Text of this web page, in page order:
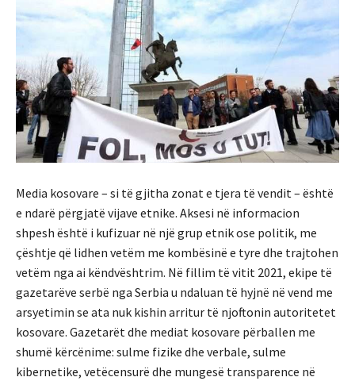
Media kosovare – si të gjitha zonat e tjera të vendit – është
e ndarë përgjatë vijave etnike. Aksesi në informacion
shpesh është i kufizuar në një grup etnik ose politik, me
çështje që lidhen vetëm me kombësinë e tyre dhe trajtohen
vetëm nga ai këndvështrim. Në fillim të vitit 2021, ekipe të
gazetarëve serbë nga Serbia u ndaluan të hyjnë në vend me
arsyetimin se ata nuk kishin arritur të njoftonin autoritetet
kosovare. Gazetarët dhe mediat kosovare përballen me
shumë kërcënime: sulme fizike dhe verbale, sulme
kibernetike, vetëcensurë dhe mungesë transparence në